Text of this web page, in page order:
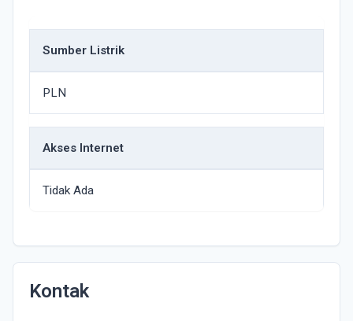
Sumber Listrik
PLN
Akses Internet
Tidak Ada
Kontak